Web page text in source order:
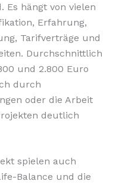
Es hängt von vielen
Erfahrung,
Tarifverträge und
Durchschnittlich
und 2.800 Euro
durch
oder die Arbeit
deutlich
spielen auch
Balance und die